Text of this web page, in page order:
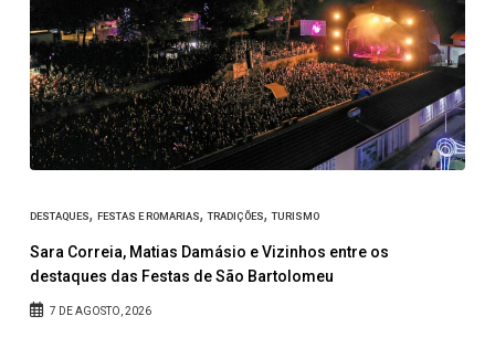
DESTAQUES, FESTAS E ROMARIAS,TRADIÇÕES,TURISMO
Sara Correia, Matias Damásio e Vizinhos entre os
destaques das Festas de São Bartolomeu
7 DE AGOSTO, 2026